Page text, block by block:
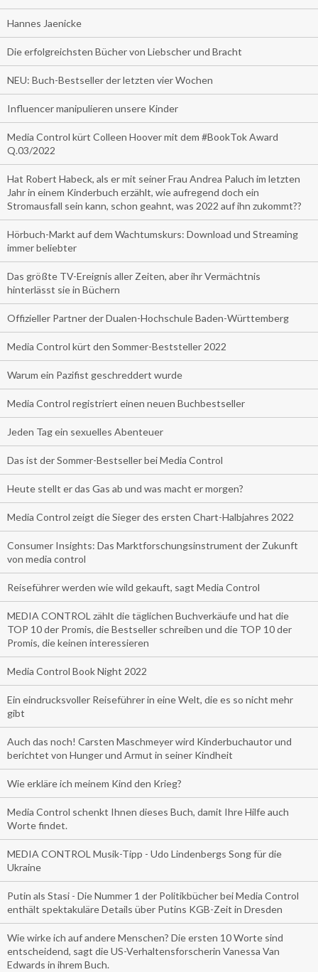
Hannes Jaenicke
Die erfolgreichsten Bücher von Liebscher und Bracht
NEU: Buch-Bestseller der letzten vier Wochen
Influencer manipulieren unsere Kinder
Media Control kürt Colleen Hoover mit dem #BookTok Award
Q.03/2022
Hat Robert Habeck, als er mit seiner Frau Andrea Paluch im letzten
Jahr in einem Kinderbuch erzählt, wie aufregend doch ein
Stromausfall sein kann, schon geahnt, was 2022 auf ihn zukommt??
Hörbuch-Markt auf dem Wachtumskurs: Download und Streaming
immer beliebter
Das größte TV-Ereignis aller Zeiten, aber ihr Vermächtnis
hinterlässt sie in Büchern
Offizieller Partner der Dualen-Hochschule Baden-Württemberg
Media Control kürt den Sommer-Beststeller 2022
Warum ein Pazifist geschreddert wurde
Media Control registriert einen neuen Buchbestseller
Jeden Tag ein sexuelles Abenteuer
Das ist der Sommer-Bestseller bei Media Control
Heute stellt er das Gas ab und was macht er morgen?
Media Control zeigt die Sieger des ersten Chart-Halbjahres 2022
Consumer Insights: Das Marktforschungsinstrument der Zukunft
von media control
Reiseführer werden wie wild gekauft, sagt Media Control
MEDIA CONTROL zählt die täglichen Buchverkäufe und hat die
TOP 10 der Promis, die Bestseller schreiben und die TOP 10 der
Promis, die keinen interessieren
Media Control Book Night 2022
Ein eindrucksvoller Reiseführer in eine Welt, die es so nicht mehr
gibt
Auch das noch! Carsten Maschmeyer wird Kinderbuchautor und
berichtet von Hunger und Armut in seiner Kindheit
Wie erkläre ich meinem Kind den Krieg?
Media Control schenkt Ihnen dieses Buch, damit Ihre Hilfe auch
Worte findet.
MEDIA CONTROL Musik-Tipp - Udo Lindenbergs Song für die
Ukraine
Putin als Stasi - Die Nummer 1 der Politikbücher bei Media Control
enthält spektakuläre Details über Putins KGB-Zeit in Dresden
Wie wirke ich auf andere Menschen? Die ersten 10 Worte sind
entscheidend, sagt die US-Verhaltensforscherin Vanessa Van
Edwards in ihrem Buch.